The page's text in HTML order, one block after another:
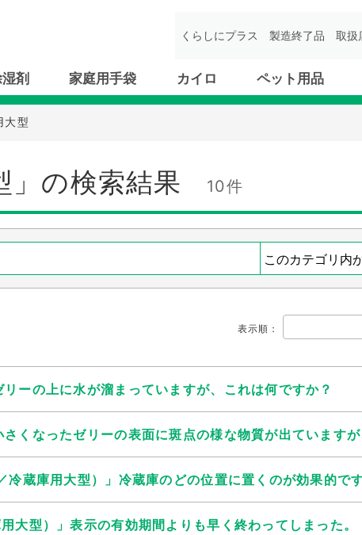
湿剤 家庭用手袋 カイロ ペット用品
くらしにプラス 製造終了品 取扱
大型
」の検索結果 10件
表示順 ：
ーの上に水が溜まっていますが、これは何ですか？
さくなったゼリーの表面に斑点の様な物質が出ています
冷蔵庫用大型）」冷蔵庫のどの位置に置くのが効果的で
大型）」表示の有効期間よりも早く終わってしまった。